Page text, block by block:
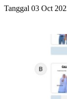
Tanggal 03 Oct